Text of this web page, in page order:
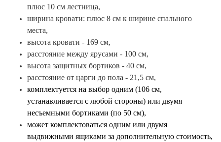
плюс 10 см лестница,
ширина кровати: плюс 8 см к ширине спального
места,
высота кровати - 169 см,
расстояние между ярусами - 100 см,
высота защитных бортиков - 40 см,
расстояние от царги до пола - 21,5 см,
комплектуется на выбор одним (106 см,
устанавливается с любой стороны) или двумя
несъемными бортиками (по 50 см),
может комплектоваться одним или двумя
выдвижными ящиками за дополнительную стоимость,